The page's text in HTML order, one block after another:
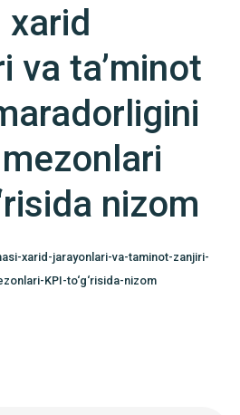
xarid
va ta’minot
nizom
xarid-jarayonlari-va-taminot-zanjiri-
KPI-to‘g‘risida-nizom